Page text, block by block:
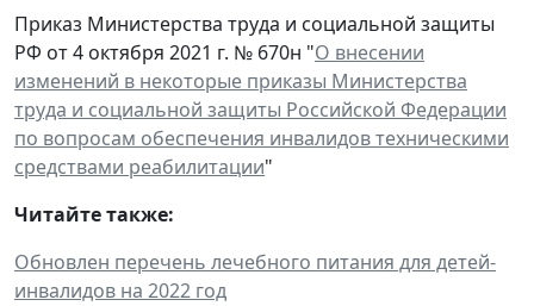
Приказ Министерства труда и социальной защиты
РФ от 4 октября 2021 г. № 670н "О внесении
изменений в некоторые приказы Министерства
труда и социальной защиты Российской Федерации
по вопросам обеспечения инвалидов техническими
средствами реабилитации"
Читайте также:
Обновлен перечень лечебного питания для детей-
инвалидов на 2022 год